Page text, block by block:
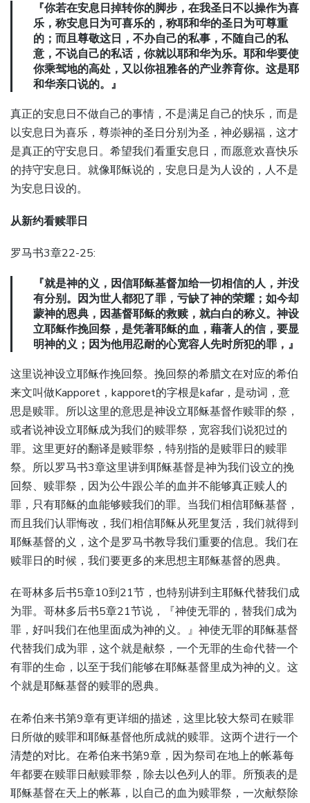
『你若在安息日掉转你的脚步，在我圣日不以操作为喜
乐，称安息日为可喜乐的，称耶和华的圣日为可尊重
的；而且尊敬这日，不办自己的私事，不随自己的私
意，不说自己的私话，你就以耶和华为乐。耶和华要使
你乘驾地的高处，又以你祖雅各的产业养育你。这是耶
和华亲口说的。』
真正的安息日不做自己的事情，不是满足自己的快乐，而是
以安息日为喜乐，尊崇神的圣日分别为圣，神必赐福，这才
是真正的守安息日。希望我们看重安息日，而愿意欢喜快乐
的持守安息日。就像耶稣说的，安息日是为人设的，人不是
为安息日设的。
从新约看赎罪日
罗马书3章22-25:
『就是神的义，因信耶稣基督加给一切相信的人，并没
有分别。因为世人都犯了罪，亏缺了神的荣耀；如今却
蒙神的恩典，因基督耶稣的救赎，就白白的称义。神设
立耶稣作挽回祭，是凭著耶稣的血，藉著人的信，要显
明神的义；因为他用忍耐的心宽容人先时所犯的罪，』
这里说神设立耶稣作挽回祭。挽回祭的希腊文在对应的希伯
来文叫做Kapporet，kapporet的字根是kafar，是动词，意
思是赎罪。所以这里的意思是神设立耶稣基督作赎罪的祭，
或者说神设立耶稣成为我们的赎罪祭，宽容我们说犯过的
罪。这里更好的翻译是赎罪祭，特别指的是赎罪日的赎罪
祭。所以罗马书3章这里讲到耶稣基督是神为我们设立的挽
回祭、赎罪祭，因为公牛跟公羊的血并不能够真正赎人的
罪，只有耶稣的血能够赎我们的罪。当我们相信耶稣基督，
而且我们认罪悔改，我们相信耶稣从死里复活，我们就得到
耶稣基督的义，这个是罗马书教导我们重要的信息。我们在
赎罪日的时候，我们要更多的来思想主耶稣基督的恩典。
在哥林多后书5章10到21节，也特别讲到主耶稣代替我们成
为罪。哥林多后书5章21节说，『神使无罪的，替我们成为
罪，好叫我们在他里面成为神的义。』神使无罪的耶稣基督
代替我们成为罪，这个就是献祭，一个无罪的生命代替一个
有罪的生命，以至于我们能够在耶稣基督里成为神的义。这
个就是耶稣基督的赎罪的恩典。
在希伯来书第9章有更详细的描述，这里比较大祭司在赎罪
日所做的赎罪和耶稣基督他所成就的赎罪。这两个进行一个
清楚的对比。在希伯来书第9章，因为祭司在地上的帐幕每
年都要在赎罪日献赎罪祭，除去以色列人的罪。所预表的是
耶稣基督在天上的帐幕，以自己的血为赎罪祭，一次献祭除